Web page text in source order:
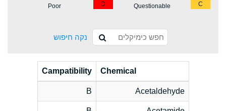
C
Questionable
D
Poor
נקה חיפוש
Chemical
Campatibility
Acetaldehyde
B